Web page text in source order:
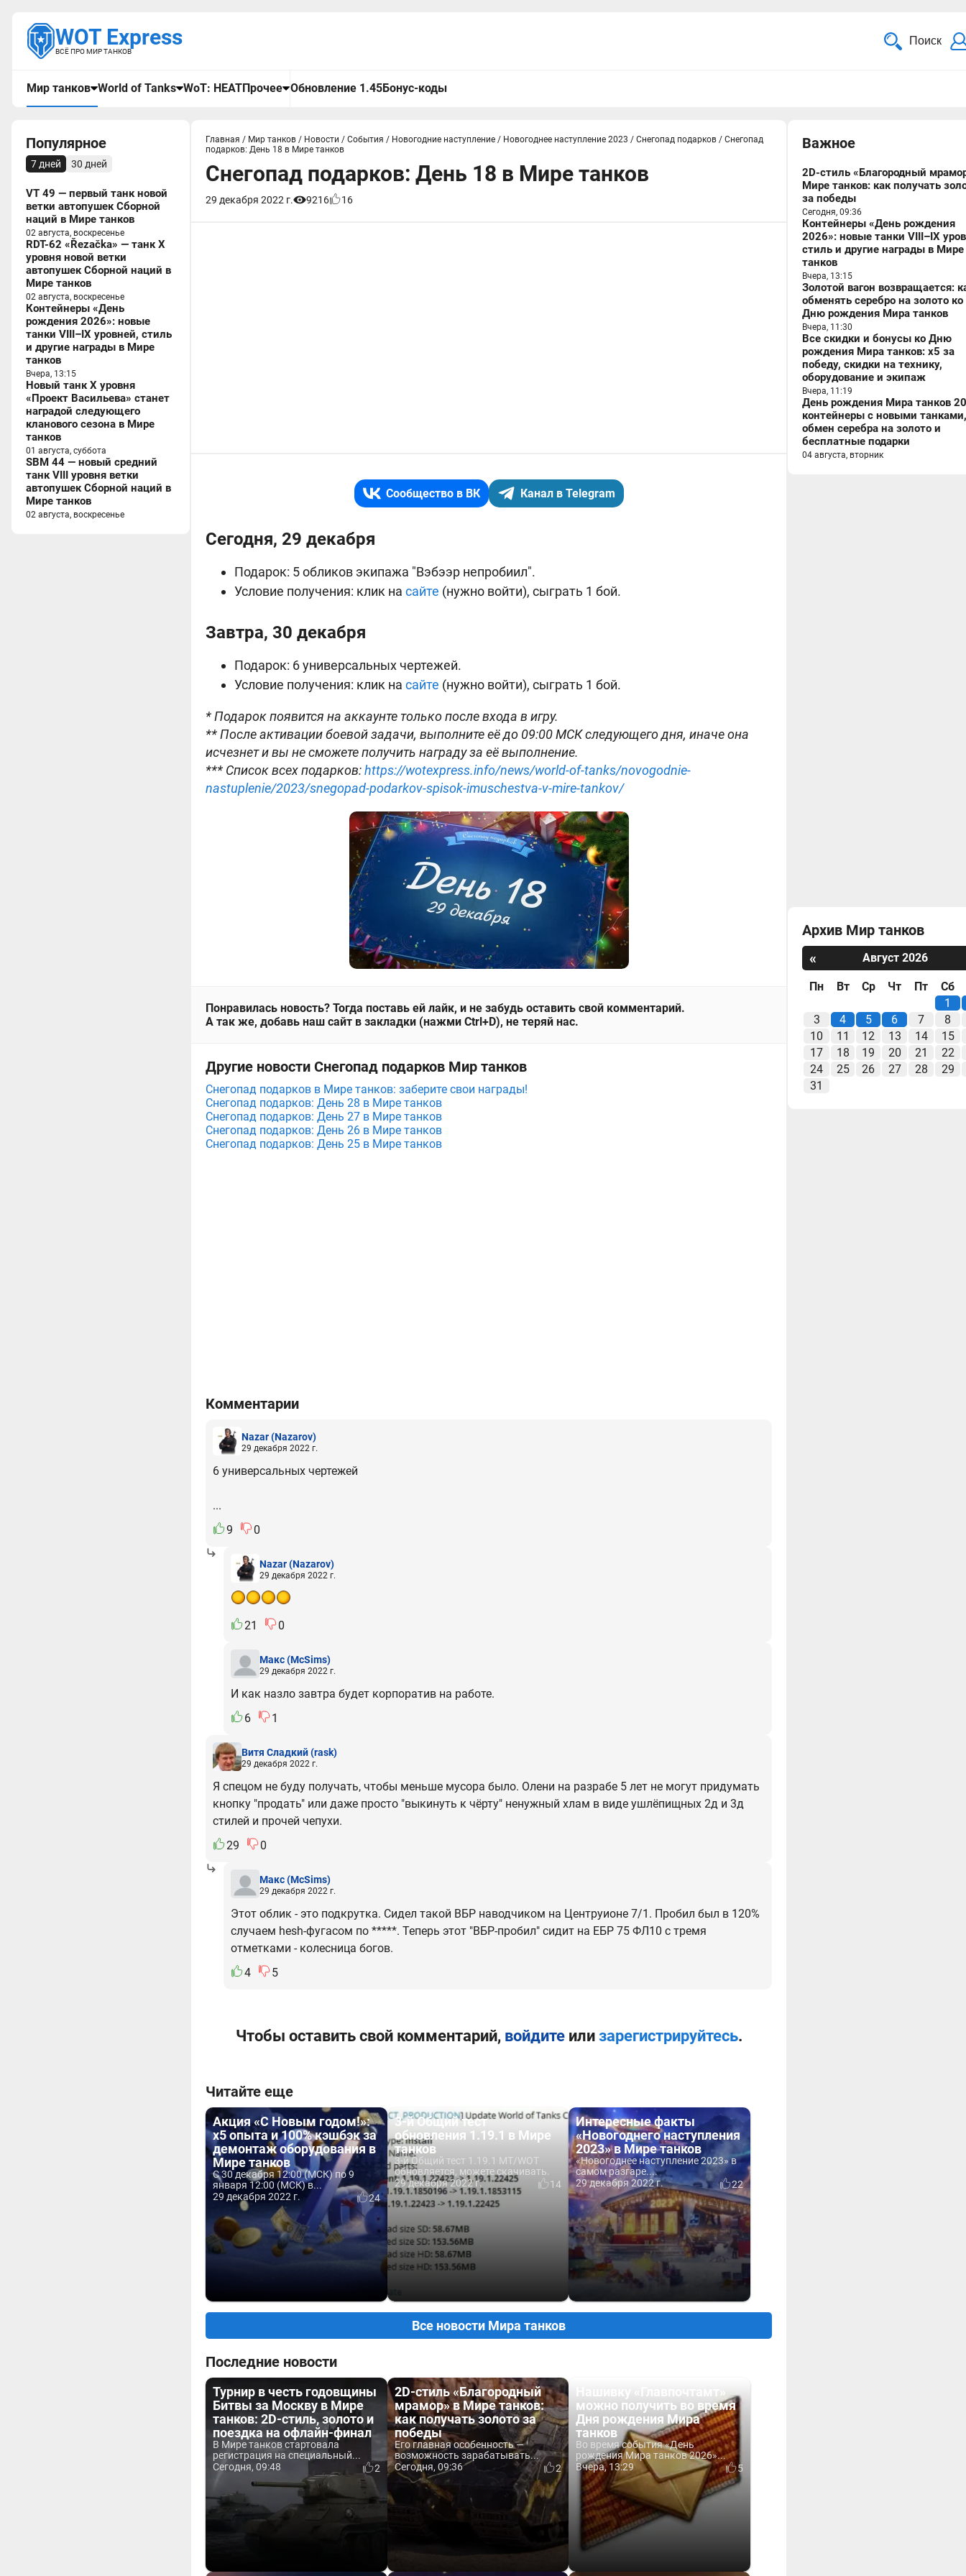
WOT Express
ВСЁ ПРО МИР ТАНКОВ
Поиск
Мир танков World of Tanks WoT: HEATПрочее Обновление 1.45Бонус-коды
Популярное
7 дней 30 дней
VT 49 — первый танк новой
ветки автопушек Сборной
наций в Мире танков
02 августа, воскресенье
RDT-62 «Řezačka» — танк X
уровня новой ветки
автопушек Сборной наций в
Мире танков
02 августа, воскресенье
Контейнеры «День
рождения 2026»: новые
танки VIII–IX уровней, стиль
и другие награды в Мире
танков
Вчера, 13:15
Новый танк X уровня
«Проект Васильева» станет
наградой следующего
кланового сезона в Мире
танков
01 августа, суббота
SBM 44 — новый средний
танк VIII уровня ветки
автопушек Сборной наций в
Мире танков
02 августа, воскресенье
Главная / Мир танков / Новости / События / Новогодние наступление / Новогоднее наступление 2023 / Снегопад подарков / Снегопад
подарков: День 18 в Мире танков
Снегопад подарков: День 18 в Мире танков
29 декабря 2022 г. 9216 16
Сообщество в ВК Канал в Telegram
Сегодня, 29 декабря
Подарок: 5 обликов экипажа "Вэбээр непробиил".
Условие получения: клик на сайте (нужно войти), сыграть 1 бой.
Завтра, 30 декабря
Подарок: 6 универсальных чертежей.
Условие получения: клик на сайте (нужно войти), сыграть 1 бой.
* Подарок появится на аккаунте только после входа в игру.
** После активации боевой задачи, выполните её до 09:00 МСК следующего дня, иначе она
исчезнет и вы не сможете получить награду за её выполнение.
*** Список всех подарков:https://wotexpress.info/news/world-of-tanks/novogodnie-
nastuplenie/2023/snegopad-podarkov-spisok-imuschestva-v-mire-tankov/
Понравилась новость? Тогда поставь ей лайк, и не забудь оставить свой комментарий.
А так же, добавь наш сайт в закладки (нажми Ctrl+D), не теряй нас.
Другие новости Снегопад подарков Мир танков
Снегопад подарков в Мире танков: заберите свои награды!
Снегопад подарков: День 28 в Мире танков
Снегопад подарков: День 27 в Мире танков
Снегопад подарков: День 26 в Мире танков
Снегопад подарков: День 25 в Мире танков
Комментарии
Nazar(Nazarov)
29 декабря 2022 г.
6 универсальных чертежей
...
9
0
Nazar(Nazarov)
29 декабря 2022 г.
21 0
Макс(McSims)
29 декабря 2022 г.
И как назло завтра будет корпоратив на работе.
6
1
Витя Сладкий(rask)
29 декабря 2022 г.
Я спецом не буду получать, чтобы меньше мусора было. Олени на разрабе 5 лет не могут придумать
кнопку "продать" или даже просто "выкинуть к чёрту" ненужный хлам в виде ушлёпищных 2д и 3д
стилей и прочей чепухи.
29
0
Макс(McSims)
29 декабря 2022 г.
Этот облик - это подкрутка. Сидел такой ВБР наводчиком на Центруионе 7/1. Пробил был в 120%
случаем hesh-фугасом по *****. Теперь этот "ВБР-пробил" сидит на ЕБР 75 ФЛ10 с тремя
отметками - колесница богов.
4
5
Чтобы оставить свой комментарий, войдитеили зарегистрируйтесь.
Читайте еще
Акция «С Новым годом!»:
x5 опыта и 100% кэшбэк за
демонтаж оборудования в
Мире танков
С 30 декабря 12:00 (МСК) по 9
января 12:00 (МСК) в...
29 декабря 2022 г.
24
3-й Общий тест
обновления 1.19.1 в Мире
танков
3-й Общий тест 1.19.1 MT/WOT
обновляется, можете скачивать.
29 декабря 2022 г.
14
Интересные факты
«Новогоднего наступления
2023» в Мире танков
«Новогоднее наступление 2023» в
самом разгаре....
29 декабря 2022 г.
22
Все новости Мира танков
Последние новости
Турнир в честь годовщины
Битвы за Москву в Мире
танков: 2D-стиль, золото и
поездка на офлайн-финал
В Мире танков стартовала
регистрация на специальный...
Сегодня, 09:48
2
2D-стиль «Благородный
мрамор» в Мире танков:
как получать золото за
победы
Его главная особенность —
возможность зарабатывать...
Сегодня, 09:36
2
Нашивку «Главпочтамт»
можно получить во время
Дня рождения Мира
танков
Во время события «День
рождения Мира танков 2026»...
Вчера, 13:29
5
Важное
2D-стиль «Благородный
Мире танков: как получать
за победы
Сегодня, 09:36
Контейнеры «День рождения
2026»: новые танки VIII–IX
стиль и другие награды в Мире
танков
Вчера, 13:15
Золотой вагон возвращается:
обменять серебро на золото ко
Дню рождения Мира танков
Вчера, 11:30
Все скидки и бонусы ко Дню
рождения Мира танков: x5 за
победу, скидки на технику,
оборудование и экипаж
Вчера, 11:19
День рождения Мира танков
контейнеры с новыми танками,
обмен серебра на золото и
бесплатные подарки
04 августа, вторник
Архив Мир танков
«
Август 2026
Пн Вт Ср Чт Пт
Сб
1
3
4 5 6 7
8
10
11 12 13 14
15
17
18 19 20 21
22
24
25 26 27 28
29
31